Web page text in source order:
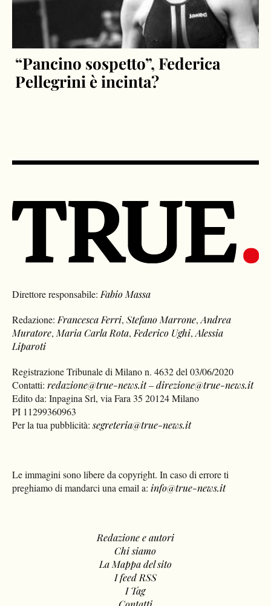
“Pancino sospetto”, Federica
Pellegrini è incinta?
Direttore responsabile: Fabio Massa
Redazione: Francesca Ferri,Stefano Marrone,Andrea
Muratore, Maria Carla Rota, Federico Ughi,Alessia
Liparoti
Registrazione Tribunale di Milano n. 4632 del 03/06/2020
Contatti:redazione@true-news.it–direzione@true-news.it
Edito da: Inpagina Srl, via Fara 35 20124 Milano
PI 11299360963
Per la tua pubblicità:segreteria@true-news.it
Le immagini sono libere da copyright. In caso di errore ti
preghiamo di mandarci una email a: info@true-news.it
Redazione e autori
Chi siamo
La Mappa del sito
I feed RSS
I Tag